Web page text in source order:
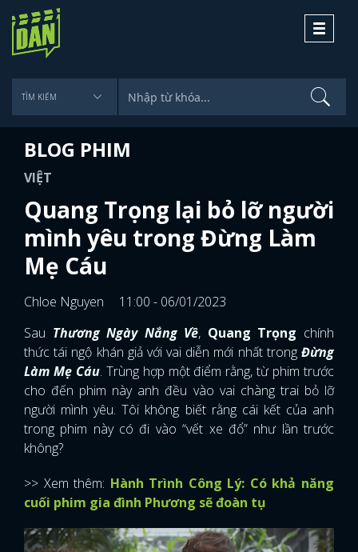
Toggle
BLOG PHIM
VIỆT
Quang Trọng lại bỏ lỡ người
mình yêu trong Đừng Làm
Mẹ Cáu
Chloe Nguyen
11:00 - 06/01/2023
Sau Thương Ngày Nắng Về, Quang Trọng chính
thức tái ngộ khán giả với vai diễn mới nhất trong Đừng
Làm Mẹ Cáu. Trùng hợp một điểm rằng, từ phim trước
cho đến phim này anh đều vào vai chàng trai bỏ lỡ
người mình yêu. Tôi không biết rằng cái kết của anh
trong phim này có đi vào “vết xe đổ” như lần trước
không?
>> Xem thêm: Hành Trình Công Lý: Có khả năng
cuối phim gia đình Phương sẽ đoàn tụ